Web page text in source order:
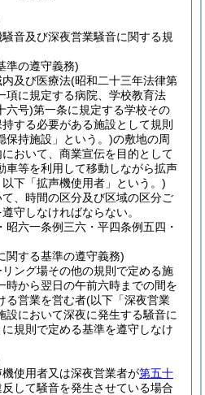
音及び深夜営業騒音に関する規
準の遵守義務)
及び医療法(昭和二十三年法律第
項に規定する病院、学校教育法
六号)第一条に規定する学校その
する必要がある施設として規則
保持施設」という。)の敷地の周
おいて、商業宣伝を目的として
車等を利用して移動しながら拡声
下「拡声機使用者」という。)
、時間の区分及び区域の区分ご
守しなければならない。
昭六一条例三六・平四条例五四・
関する基準の遵守義務)
ング場その他の規則で定める施
時から翌日の午前六時までの間を
る営業を営む者(以下「深夜営業
設において深夜に発生する騒音に
規則で定める基準を遵守しなけ
使用者又は深夜営業者が第五十
して騒音を発生させている場合